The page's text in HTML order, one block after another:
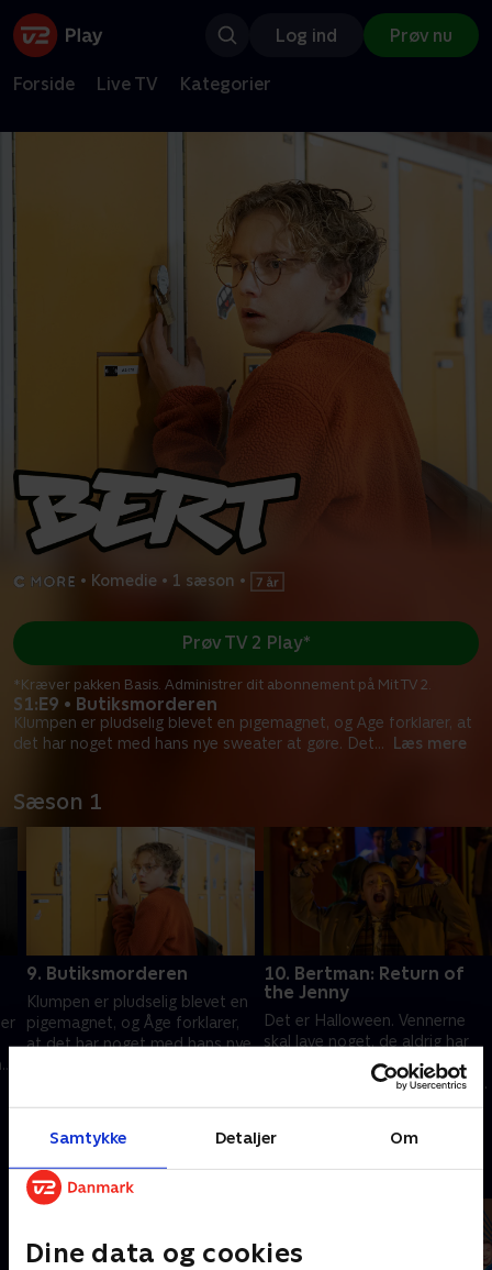
Samtykke Detaljer Om
Dine data og cookies
Log ind Prøv nu
Forside Live TV Kategorier
• Komedie • 1 sæson •
S1:E9 • Butiksmorderen
Klumpen er pludselig blevet en pigemagnet, og Åge forklarer, at
det har noget med hans nye sweater at gøre. Det... Læs mere
Prøv TV 2 Play*
*Kræver pakken Basis. Administrer dit abonnement på Mit TV 2.
Sæson 1
9. Butiksmorderen
Klumpen er pludselig blevet en
pigemagnet, og Åge forklarer,
at det har noget med hans nye
Érnst har på.
10. Bertman: Return of
the Jenny
Det er Halloween. Vennerne
skal lave noget, de aldrig har
lavet før. De skal til fest, men
ikke nok med det, de skal også
være fulde!.
1. maj 2023 • 22 min
Andre så også